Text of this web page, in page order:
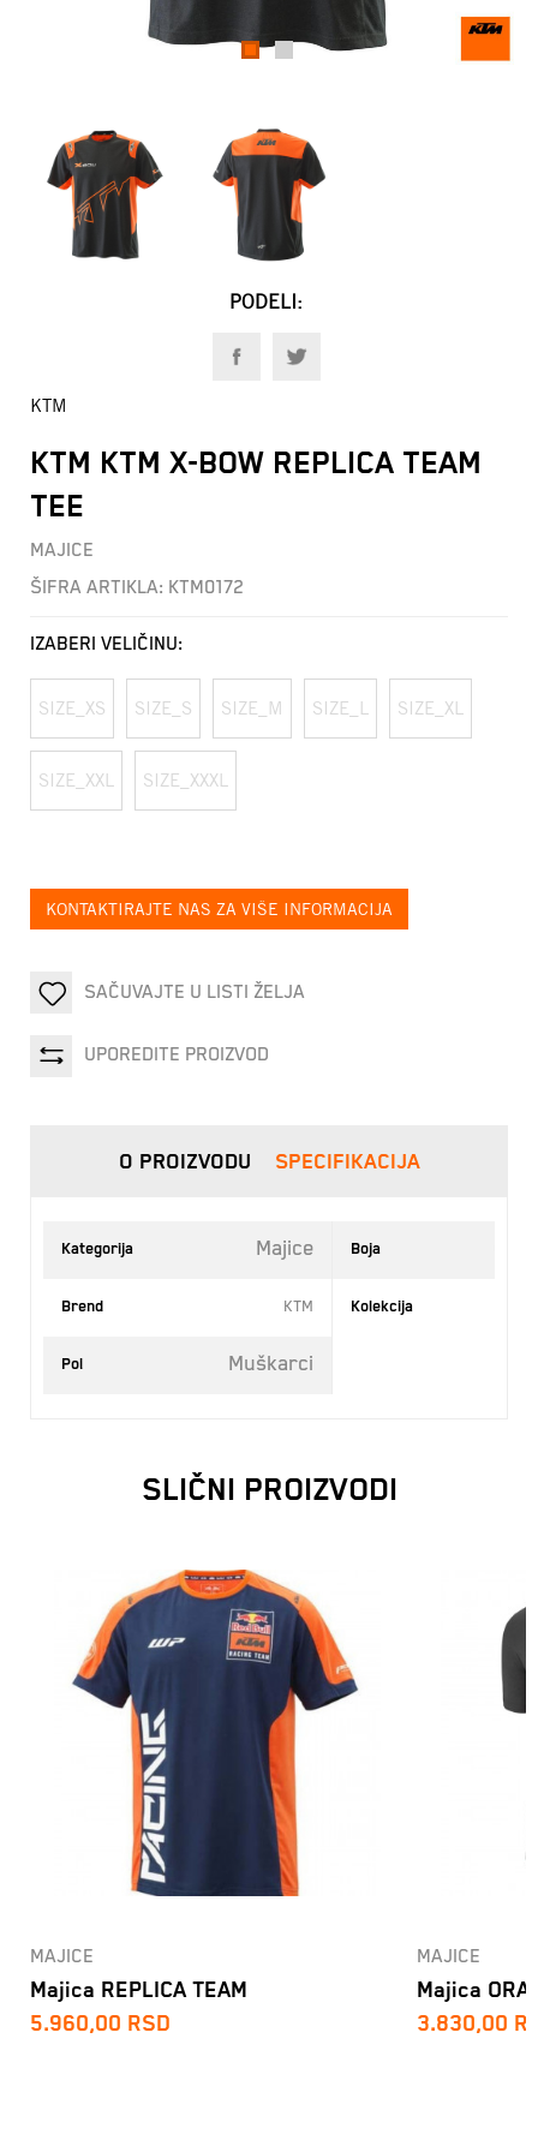
1
PODELI:
KTM
KTM KTM X-BOW REPLICA TEAM
TEE
MAJICE
ŠIFRA ARTIKLA: KTM0172
IZABERI VELIČINU:
SIZE_XS SIZE_S SIZE_M SIZE_L SIZE_XL
SIZE_XXL SIZE_XXXL
KONTAKTIRAJTE NAS ZA VIŠE INFORMACIJA
SAČUVAJTE U LISTI ŽELJA
UPOREDITE PROIZVOD
SPECIFIKACIJA
O PROIZVODU
Kategorija Majice Boja
Brend KTM Kolekcija
Pol Muškarci
SLIČNI PROIZVODI
MAJICE
Majica REPLICA TEAM
5.960,00 RSD
MAJICE
Majica
3.830,00